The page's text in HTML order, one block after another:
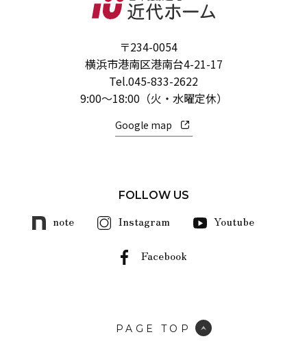
〒234-0054
横浜市港南区港南台4-21-17
Tel.045-833-2622
9:00～18:00（火・水曜定休）
Google map
FOLLOW US
note Instagram Youtube
Facebook
PAGE TOP